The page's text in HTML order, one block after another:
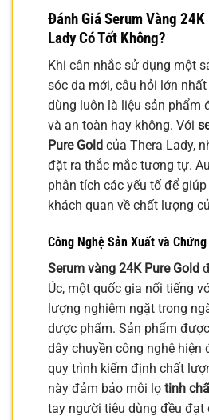
Đánh GiáSerum Vàng 24K
Lady Có Tốt Không?
Khi cân nhắc sử dụng một
sóc da mới, câu hỏi lớn
dùng luôn là liệu sản phẩm
và an toàn hay không. Với
Pure Gold của Thera Lady,
đặt ra thắc mắc tương tự.
phân tích các yếu tố để
khách quan về chất lượng
Công Nghệ Sản Xuất và
Serum vàng 24K Pure Gold
Úc, một quốc gia nổi tiếng
lượng nghiêm ngặt trong
dược phẩm. Sản phẩm
dây chuyền công nghệ hiện
quy trình kiểm định chất
này đảm bảo mỗi lọ tinh
tay người tiêu dùng đều đạt